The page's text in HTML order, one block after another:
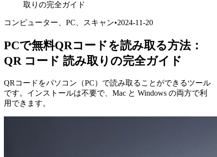
取りの完全ガイド
コンピューター、PC、スキャン•2024-11-20
PCで無料QRコードを読み取る方法：
QR コード 読み取りの完全ガイド
QRコードをパソコン（PC）で読み取ることができるツール
です。インストールは不要で、Mac と Windows の両方で利
用できます。